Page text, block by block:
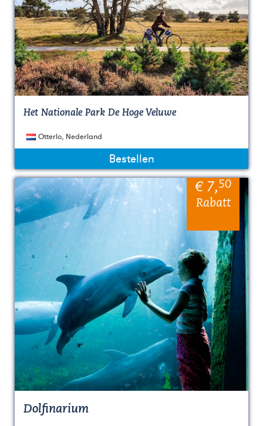
Het Nationale Park De Hoge Veluwe
Otterlo, Nederland
Bestellen
€ 7,50
Rabatt
Dolfinarium